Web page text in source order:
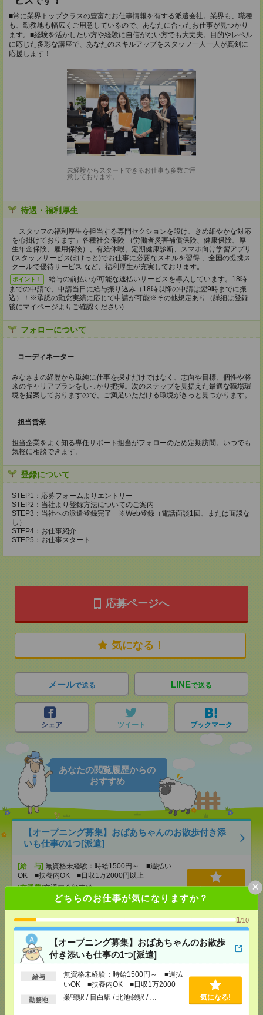
どちらのお仕事が気になりますか？
1/10
【オープニング募集】おばあちゃんのお散歩
付き添いも仕事の1つ[派遣]
給与
無資格未経験：時給1500円～ ■週払
いOK ■扶養内OK ■日収1万2000円
以上
勤務地 巣鴨駅 / 目白駅 / 北池袋駅 / … 気になる!
×
■常に業界トップクラスの豊富なお仕事情報を有する派遣会社。業界も、職種
も、勤務地も幅広くご用意しているので、あなたに合ったお仕事が見つかり
ます。■経験を活かしたい方や経験に自信がない方でも大丈夫。目的やレベル
に応じた多彩な講座で、あなたのスキルアップをスタッフ一人一人が真剣に
応援します！
未経験からスタートできるお仕事も多数ご用
意しております。
待遇・福利厚生
「スタッフの福利厚生を担当する専門セクションを設け、きめ細やかな対応
を心掛けております」各種社会保険 （労働者災害補償保険、健康保険、厚
生年金保険、雇用保険）、有給休暇、定期健康診断、スマホ向け学習アプリ
(スタッフサービスぽけっと)でお仕事に必要なスキルを習得 、全国の提携ス
クールで優待サービス など、福利厚生が充実しております。
ポイント！
給与の前払いが可能な速払いサービスを導入しています。18時
までの申請で、申請当日に給与振り込み（18時以降の申請は翌9時までに振
込）！※承認の勤怠実績に応じて申請が可能※その他規定あり（詳細は登録
後にマイページよりご確認ください)
フォローについて
コーディネーター
みなさまの経歴から単純に仕事を探すだけではなく、志向や目標、個性や将
来のキャリアプランをしっかり把握。次のステップを見据えた最適な職場環
境を提案しておりますので、ご満足いただける環境がきっと見つかります。
担当営業
担当企業をよく知る専任サポート担当がフォローのため定期訪問。いつでも
気軽に相談できます。
登録について
STEP1：応募フォームよりエントリー
STEP2：当社より登録方法についてのご案内
STEP3：当社への派遣登録完了 ※Web登録（電話面談1回、または面談な
し）
STEP4：お仕事紹介
STEP5：お仕事スタート
応募ページへ
気になる！
メールで送る LINEで送る
シェア ツイート ブックマーク
あなたの閲覧履歴からの
おすすめ
【オープニング募集】おばあちゃんのお散歩付き添
いも仕事の1つ[派遣]
[給 与] 無資格未経験：時給1500円～ ■週払い
OK ■扶養内OK ■日収1万2000円以上
[交通費]交通費全額支給
巣鴨駅/ 目白駅 /北池袋駅/…
時給1850円＊返却済みICカードと貸出カードの管理
など入館対応などの受付！[派遣]
[給 与]時給1850円＋交 【月収例】403,916円
～ ■給与の前払いが可能な速払いサービスあり
交通費支給あり
[月収例]30万円～
気になる！